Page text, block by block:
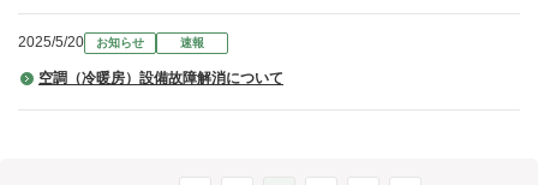
2025/5/20 お知らせ 速報
空調（冷暖房）設備故障解消について